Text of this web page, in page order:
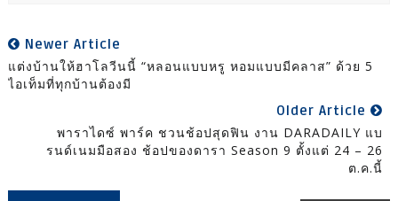
Newer Article
แต่งบ้านให้ฮาโลวีนนี้ “หลอนแบบหรู หอมแบบมีคลาส” ด้วย 5
ไอเท็มที่ทุกบ้านต้องมี
Older Article
พาราไดซ์ พาร์ค ชวนช้อปสุดฟิน งาน DARADAILY แบ
รนด์เนมมือสอง ช้อปของดารา Season 9 ตั้งแต่ 24 – 26
ต.ค.นี้